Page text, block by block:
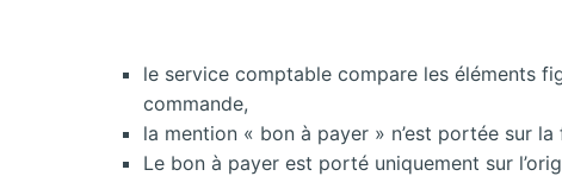
le service comptable compare les éléments
commande,
la mention « bon à payer » n’est portée sur
Le bon à payer est porté uniquement sur